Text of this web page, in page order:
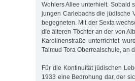
Wohlers Allee unterhielt. Sobald
jungen Carlebachs die jüdische
begegneten. Mit der Sexta
die älteren Töchter an der von
Karolinenstraße unterrichtet
Talmud Tora Oberrealschule, an
Für die Kontinuität jüdischen
1933 eine Bedrohung dar, der